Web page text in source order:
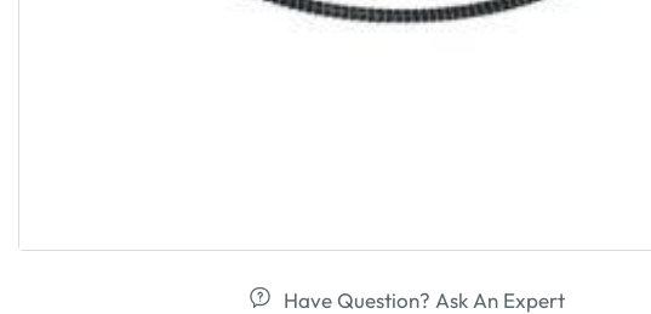
Have Question? Ask An Expert